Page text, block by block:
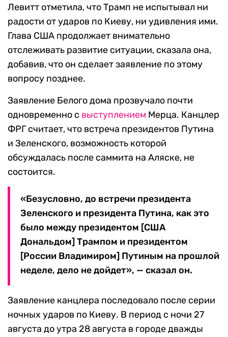
Левитт отметила, что Трамп не испытывал ни
радости от ударов по Киеву, ни удивления ими.
Глава США продолжает внимательно
отслеживать развитие ситуации, сказала она,
добавив, что он сделает заявление по этому
вопросу позднее.
Заявление Белого дома прозвучало почти
одновременно с выступлением Мерца. Канцлер
ФРГ считает, что встреча президентов Путина
и Зеленского, возможность которой
обсуждалась после саммита на Аляске, не
состоится.
«Безусловно, до встречи президента
Зеленского и президента Путина, как это
было между президентом [США
Дональдом] Трампом и президентом
[России Владимиром] Путиным на прошлой
неделе, дело не дойдет», — сказал он.
Заявление канцлера последовало после серии
ночных ударов по Киеву. В период с ночи 27
августа до утра 28 августа в городе дважды